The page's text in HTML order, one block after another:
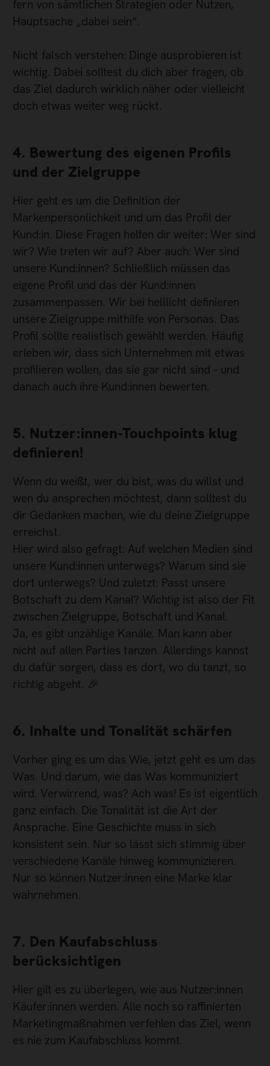
fern von sämtlichen Strategien oder Nutzen,
Hauptsache „dabei sein“.
Nicht falsch verstehen: Dinge ausprobieren ist
wichtig. Dabei solltest du dich aber fragen, ob
das Ziel dadurch wirklich näher oder vielleicht
doch etwas weiter weg rückt.
4. Bewertung des eigenen Profils
und der Zielgruppe
Hier geht es um die Definition der
Markenpersönlichkeit und um das Profil der
Kund:in. Diese Fragen helfen dir weiter: Wer sind
wir? Wie treten wir auf? Aber auch: Wer sind
unsere Kund:innen? Schließlich müssen das
eigene Profil und das der Kund:innen
zusammenpassen. Wir bei helllicht definieren
unsere Zielgruppe mithilfe von Personas. Das
Profil sollte realistisch gewählt werden. Häufig
erleben wir, dass sich Unternehmen mit etwas
profilieren wollen, das sie gar nicht sind – und
danach auch ihre Kund:innen bewerten.
5. Nutzer:innen-Touchpoints klug
definieren!
Wenn du weißt, wer du bist, was du willst und
wen du ansprechen möchtest, dann solltest du
dir Gedanken machen, wie du deine Zielgruppe
erreichst.
Hier wird also gefragt: Auf welchen Medien sind
unsere Kund:innen unterwegs? Warum sind sie
dort unterwegs? Und zuletzt: Passt unsere
Botschaft zu dem Kanal? Wichtig ist also der Fit
zwischen Zielgruppe, Botschaft und Kanal.
Ja, es gibt unzählige Kanäle. Man kann aber
nicht auf allen Parties tanzen. Allerdings kannst
du dafür sorgen, dass es dort, wo du tanzt, so
richtig abgeht. 🎉
6. Inhalte und Tonalität schärfen
Vorher ging es um das Wie, jetzt geht es um das
Was. Und darum, wie das Was kommuniziert
wird. Verwirrend, was? Ach was! Es ist eigentlich
ganz einfach. Die Tonalität ist die Art der
Ansprache. Eine Geschichte muss in sich
konsistent sein. Nur so lässt sich stimmig über
verschiedene Kanäle hinweg kommunizieren.
Nur so können Nutzer:innen eine Marke klar
wahrnehmen.
7. Den Kaufabschluss
berücksichtigen
Hier gilt es zu überlegen, wie aus Nutzer:innen
Käufer:innen werden. Alle noch so raffinierten
Marketingmaßnahmen verfehlen das Ziel, wenn
es nie zum Kaufabschluss kommt.